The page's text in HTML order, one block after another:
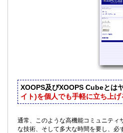
XOOPS及びXOOPS Cubeとは
イト)を個人でも手軽に立ち上
通常、このような高機能コミュニティ
な技術、そして多大な時間を要し、必